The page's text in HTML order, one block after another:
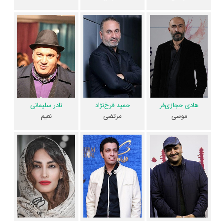
فیلم لاتاری نسبتا مناسب خانواده هست چراکه 65% مخاطبان عقیده دارند
فضای فیلم لاتاری با فرهنگ خانواده‌شان سازگار است.
فیلم لاتاری اصلا مناسب کودکان نیست چراکه تنها 19% مخاطبان عقیده دارند
فضای فیلم لاتاری مناسب کودکان است.
عوامل فیلم لاتاری
اگر از تصویربرداری فیلم لاتاری خوشتان آمده و یا دوستش ندارید، بهتر است
تدوین فیلم لاتاری چیست؟ تدوین لاتاری راسجاد پهلوان‌زاده وحسین جمشید
گوهری
انجام داده است. اگر صدای لاتاری به‌گوشتان نشسته و یا از آن ناراضی
هستید، شما را با صدابردار فیلم لاتاری یعنیهادی ساعد‌محکمو صداگذار آن
یعنی
آرزو زمانیانآشنا می‌کنیم.بهزاد طادی طراحی صحنه فیلم لاتاری را انجام
نموده و
بهزاد طادیطراحی لباس فیلم لاتاری را انجام داده است.شهرام خلج
چهره‌پردازی یا طراحی گریم فیلم لاتاری را برعهده داشت. موسیقی متن فیلم
هادی حجازی‌فر
موسی
حمید فرخ‌نژاد
مرتضی
نادر سلیمانی
نعیم